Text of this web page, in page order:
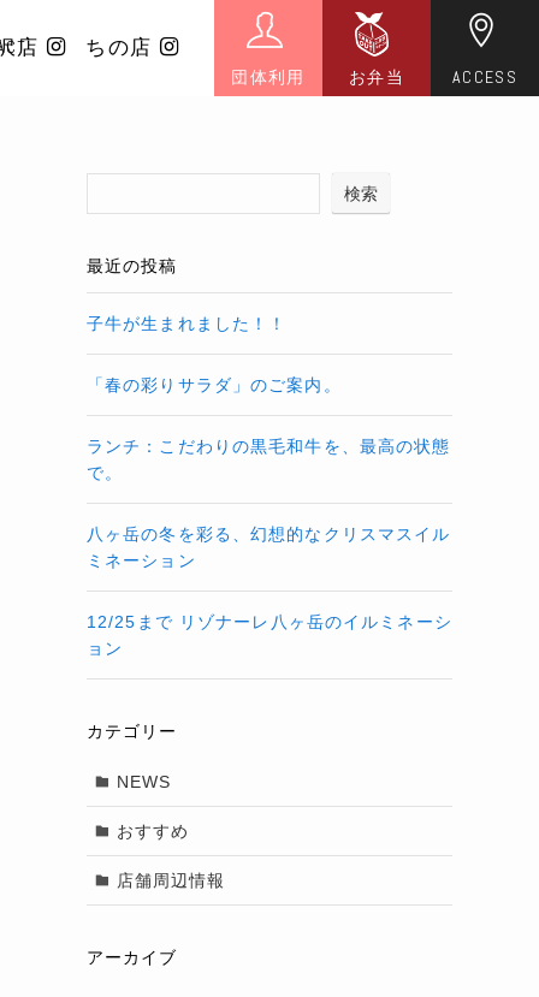
団体利用
店 ちの店
ACCESS
お弁当
検索
最近の投稿
子牛が生まれました！！
「春の彩りサラダ」のご案内。
ランチ：こだわりの黒毛和牛を、最高の状態
で。
八ヶ岳の冬を彩る、幻想的なクリスマスイル
ミネーション
12/25まで リゾナーレ八ヶ岳のイルミネーシ
ョン
カテゴリー
NEWS
おすすめ
店舗周辺情報
アーカイブ